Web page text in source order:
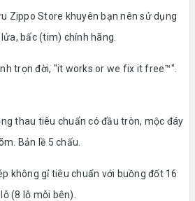
Zippo Store khuyên bạn nên sử dụng
bấc (tim) chính hãng.
trọn đời, "it works or we fix it free™".
thau tiêu chuẩn có đầu tròn, mộc đáy
Bản lề 5 chấu.
không gỉ tiêu chuẩn với buồng đốt 16
lỗ (8 lỗ mỗi bên).